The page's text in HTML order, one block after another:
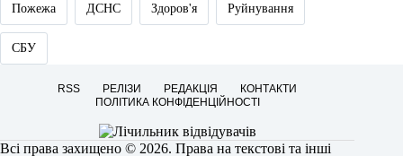
Пожежа ДСНС Здоров'я Руйнування
СБУ
RSS РЕЛІЗИ РЕДАКЦІЯ
КОНТАКТИ
ПОЛІТИКА КОНФІДЕНЦІЙНОСТІ
Всі права захищено © 2026. Права на текстові та інші